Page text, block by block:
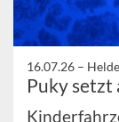
16.07.26 –
Puky